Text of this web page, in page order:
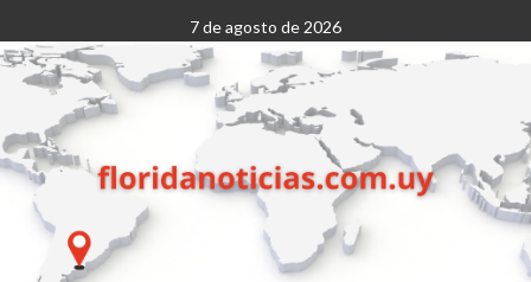
al
contenido
7 de agosto de 2026